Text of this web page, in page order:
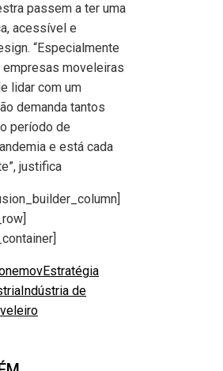
passem a ter uma
acessível e
“Especialmente
empresas moveleiras
lidar com um
demanda tantos
período de
e está cada
justifica
Estratégia
Indústria de